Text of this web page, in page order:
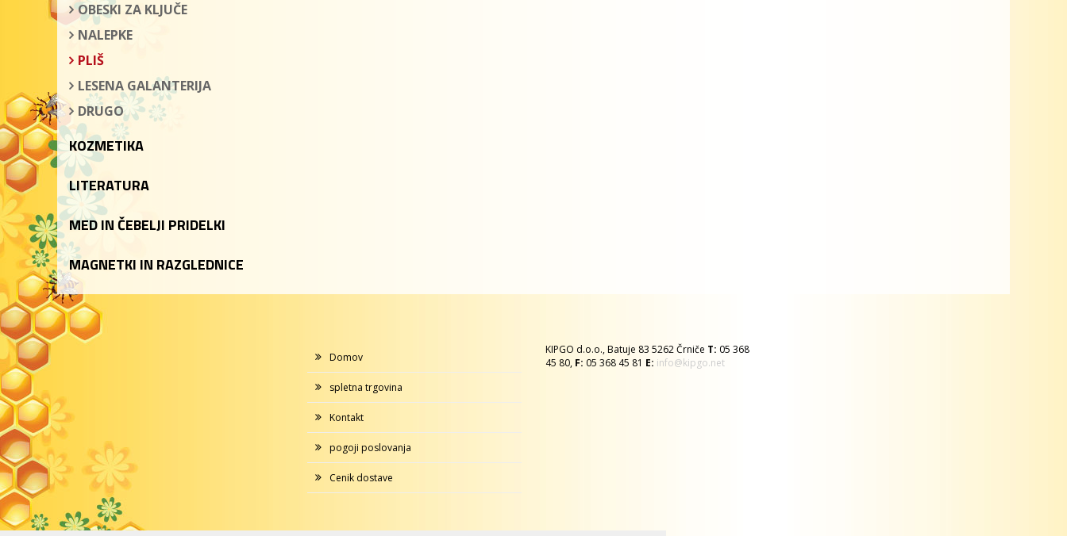
OBESKI ZA KLJUČE
NALEPKE
PLIŠ
LESENA GALANTERIJA
DRUGO
KOZMETIKA
LITERATURA
MED IN ČEBELJI PRIDELKI
MAGNETKI IN RAZGLEDNICE
Domov
spletna trgovina
Kontakt
pogoji poslovanja
Cenik dostave
KIPGO d.o.o., Batuje 83 5262 Črniče T: 05 368
45 80, F: 05 368 45 81 E: info@kipgo.net